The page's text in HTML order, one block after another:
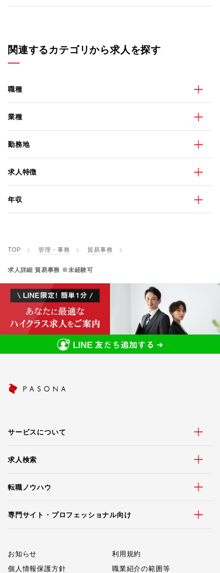
関連するカテゴリから求人を探す
職種
業種
勤務地
求人特徴
年収
TOP 管理・事務 貿易事務
求人詳細 貿易事務 ※未経験可
サービスについて
求人検索
転職ノウハウ
専門サイト・プロフェッショナル向け
お知らせ
利用規約
個人情報保護方針
職業紹介の範囲等